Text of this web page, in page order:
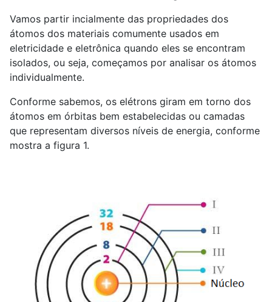
Vamos partir incialmente das propriedades dos
átomos dos materiais comumente usados em
eletricidade e eletrônica quando eles se encontram
isolados, ou seja, começamos por analisar os átomos
individualmente.
Conforme sabemos, os elétrons giram em torno dos
átomos em órbitas bem estabelecidas ou camadas
que representam diversos níveis de energia, conforme
mostra a figura 1.